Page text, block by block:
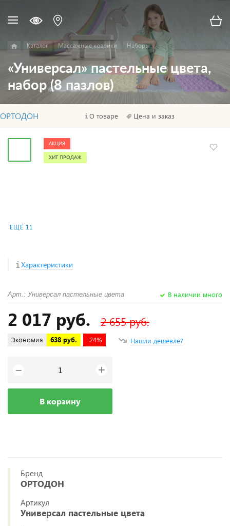
Каталог Массажные коврики Наборы
«Универсал» пастельные цвета,
набор (8 пазлов)
ОРТОДОН О товаре Цена и заказ
ЕЩЁ 11
АКЦИЯ
ХИТ ПРОДАЖ
Характеристики
Арт.: Универсал пастельные цвета В наличии много
2 017 руб. 2 655 руб.
Экономия 638 руб. -24% Нашли дешевле?
− +
В корзину
Бренд
ОРТОДОН
Артикул
Универсал пастельные цвета